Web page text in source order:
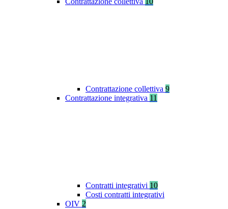
Contrattazione collettiva 9
Contrattazione integrativa 11
Contratti integrativi 10
Costi contratti integrativi
OIV 2